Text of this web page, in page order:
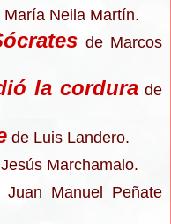
María Neila Martín.
de Marcos
la cordura de
de Luis Landero.
Marchamalo.
Juan Manuel Peñate